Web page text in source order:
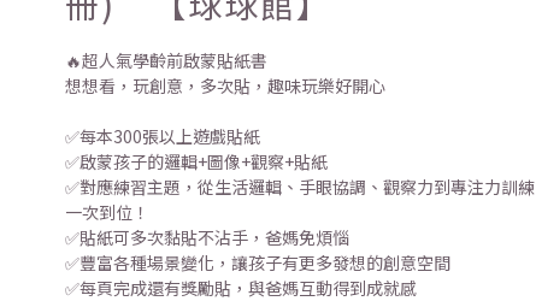
🔥超人氣學齡前啟蒙貼紙書
想想看，玩創意，多次貼，趣味玩樂好開心
✅每本300張以上遊戲貼紙
✅啟蒙孩子的邏輯+圖像+觀察+貼紙
✅對應練習主題，從生活邏輯、手眼協調、觀察力到專注力訓練
一次到位！
✅貼紙可多次黏貼不沾手，爸媽免煩惱
✅豐富各種場景變化，讓孩子有更多發想的創意空間
✅每頁完成還有獎勵貼，與爸媽互動得到成就感